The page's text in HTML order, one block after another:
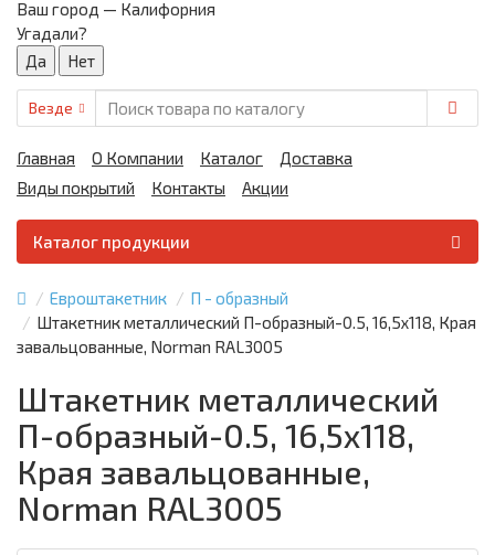
Ваш город — Калифорния
Угадали?
Везде
Главная О Компании Каталог
Доставка
Виды покрытий
Контакты Акции
Каталог продукции
Евроштакетник
П - образный
Штакетник металлический П-образный-0.5, 16,5х118, Края
завальцованные, Norman RAL3005
Штакетник металлический
П-образный-0.5, 16,5х118,
Края завальцованные,
Norman RAL3005